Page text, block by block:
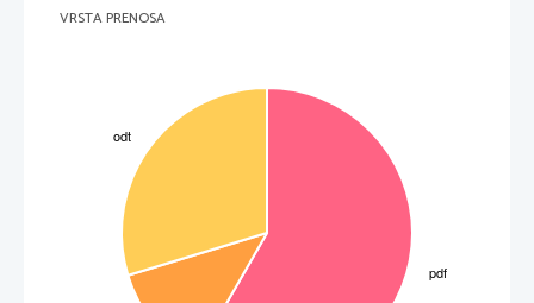
organiziranja varnostne službe na Brniku naj ne bi bil nobena posebnost. Tudi v tujini naj bi
sedaj kljub temu začelo zapletati.
VRSTA PRENOSA